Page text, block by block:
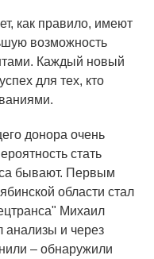
как правило, имеют
возможность
Каждый новый
для тех, кто
донора очень
стать
бывают. Первым
области стал
Михаил
анализы и через
– обнаружили